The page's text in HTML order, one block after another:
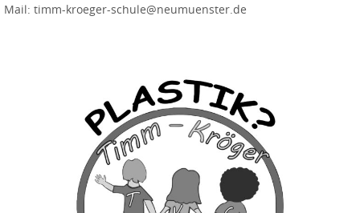
Mail: timm-kroeger-schule@neumuenster.de